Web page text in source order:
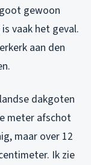
gewoon
vaak het geval.
aan den
dakgoten
meter afschot
maar over 12
Ik zie